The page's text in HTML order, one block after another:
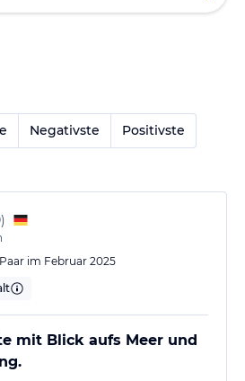
Negativste Positivste
)
Paar im Februar 2025
mit Blick aufs Meer und